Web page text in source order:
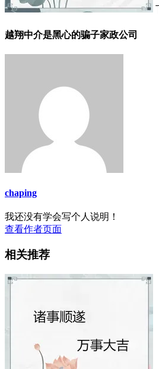
越翔中介是黑心的骗子家政公司
chaping
我还没有学会写个人说明！
查看作者页面
相关推荐